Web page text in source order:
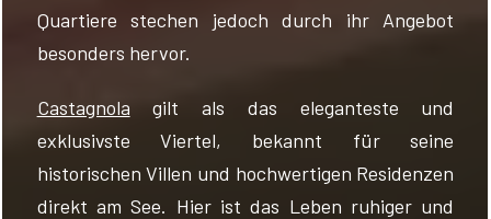
Quartiere stechen jedoch durch ihr Angebot
besonders hervor.
Castagnola gilt als das eleganteste und
exklusivste Viertel, bekannt für seine
historischen Villen und hochwertigen Residenzen
direkt am See. Hier ist das Leben ruhiger und